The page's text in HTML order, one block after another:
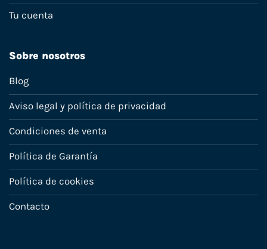
Tu cuenta
Sobre nosotros
Blog
Aviso legal y política de privacidad
Condiciones de venta
Política de Garantía
Política de cookies
Contacto